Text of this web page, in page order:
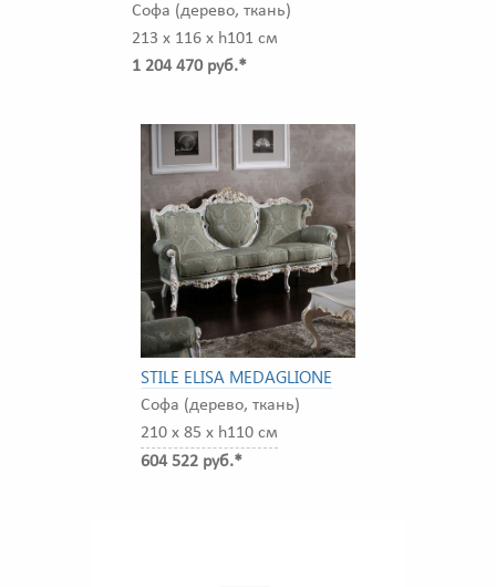
Софа (дерево, ткань)
213 x 116 x h101 см
1 204 470 руб.*
STILE ELISA MEDAGLIONE
Софа (дерево, ткань)
210 x 85 x h110 см
604 522 руб.*